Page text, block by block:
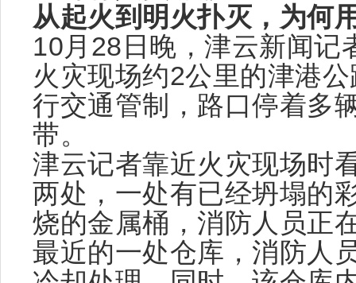
从起火到明火扑灭，为何
10月28日晚，津云新闻记
火灾现场约2公里的津港
行交通管制，路口停着多
带。
津云记者靠近火灾现场时
两处，一处有已经坍塌的
烧的金属桶，消防人员正
最近的一处仓库，消防人